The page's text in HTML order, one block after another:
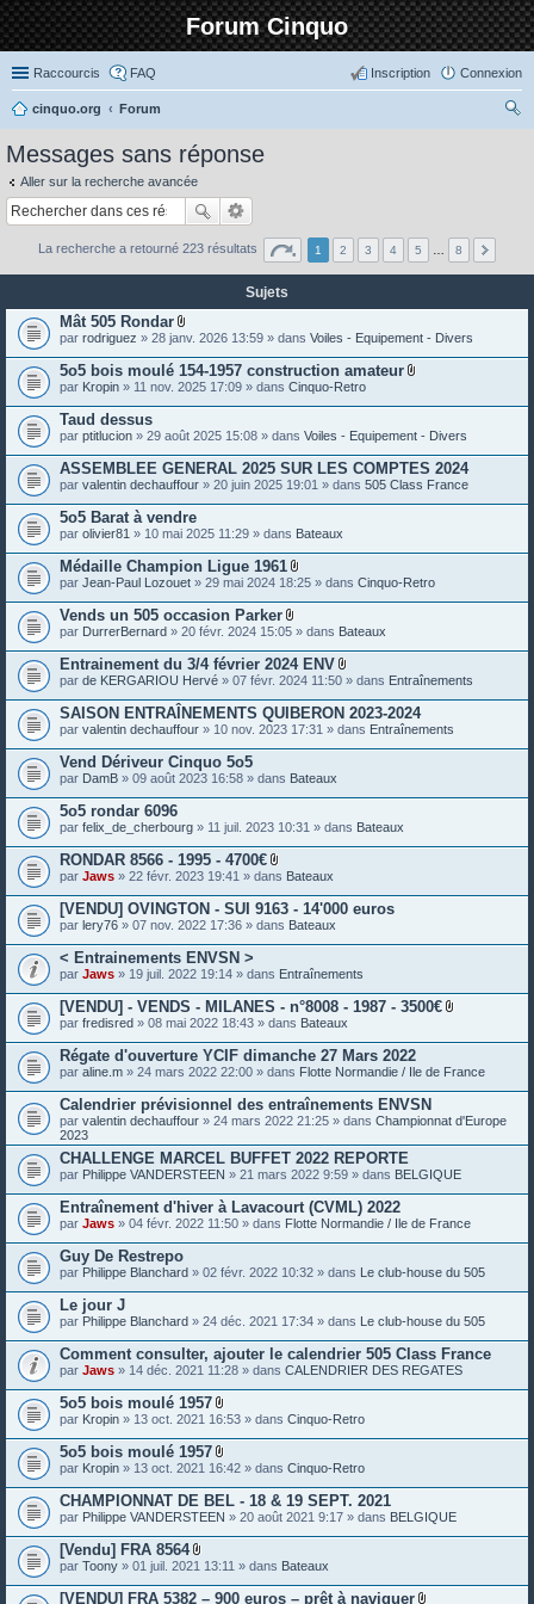
Forum Cinquo
Raccourcis FAQ Connexion
Inscription
cinquo.org
Forum
Messages sans réponse
Aller sur la recherche avancée
La recherche a retourné 223 résultats 1 2 3 4 5 8
Sujets
Mât 505 Rondar
P
è
c
e
s
o
n
t
e
s
par rodriguez » 28 janv. 2026 13:59 » dans Voiles - Equipement - Divers
5o5 bois moulé 154-1957 construction amateur
è
e
s
j
o
s
par Kropin » 11 nov. 2025 17:09 » dans Cinquo-Retro
Taud dessus
par ptitlucion » 29 août 2025 15:08 » dans Voiles - Equipement - Divers
ASSEMBLEE GENERAL 2025 SUR LES COMPTES 2024
par valentin dechauffour » 20 juin 2025 19:01 » dans 505 Class France
5o5 Barat à vendre
par olivier81 » 10 mai 2025 11:29 » dans Bateaux
Médaille Champion Ligue 1961
P
è
e
s
o
n
t
e
s
par Jean-Paul Lozouet » 29 mai 2024 18:25 » dans Cinquo-Retro
Vends un 505 occasion Parker
P
è
c
e
s
j
o
t
e
s
par DurrerBernard » 20 févr. 2024 15:05 » dans Bateaux
Entrainement du 3/4 février 2024 ENV
P
è
c
e
s
e
s
par de KERGARIOU Hervé » 07 févr. 2024 11:50 » dans Entraînements
SAISON ENTRAÎNEMENTS QUIBERON 2023-2024
par valentin dechauffour » 10 nov. 2023 17:31 » dans Entraînements
Vend Dériveur Cinquo 5o5
par DamB » 09 août 2023 16:58 » dans Bateaux
5o5 rondar 6096
par felix_de_cherbourg » 11 juil. 2023 10:31 » dans Bateaux
RONDAR 8566 - 1995 - 4700€
P
è
c
e
s
o
e
s
par Jaws » 22 févr. 2023 19:41 » dans Bateaux
[VENDU] OVINGTON - SUI 9163 - 14'000 euros
par lery76 » 07 nov. 2022 17:36 » dans Bateaux
< Entrainements ENVSN >
par Jaws » 19 juil. 2022 19:14 » dans Entraînements
[VENDU] - VENDS - MILANES - n°8008 - 1987 - 3500€
è
e
s
o
n
e
s
par fredisred » 08 mai 2022 18:43 » dans Bateaux
Régate d'ouverture YCIF dimanche 27 Mars 2022
par aline.m » 24 mars 2022 22:00 » dans Flotte Normandie / Ile de France
Calendrier prévisionnel des entraînements ENVSN
par valentin dechauffour » 24 mars 2022 21:25 » dans Championnat d'Europe
2023
CHALLENGE MARCEL BUFFET 2022 REPORTE
par Philippe VANDERSTEEN » 21 mars 2022 9:59 » dans BELGIQUE
Entraînement d'hiver à Lavacourt (CVML) 2022
par Jaws » 04 févr. 2022 11:50 » dans Flotte Normandie / Ile de France
Guy De Restrepo
par Philippe Blanchard » 02 févr. 2022 10:32 » dans Le club-house du 505
Le jour J
par Philippe Blanchard » 24 déc. 2021 17:34 » dans Le club-house du 505
Comment consulter, ajouter le calendrier 505 Class France
par Jaws » 14 déc. 2021 11:28 » dans CALENDRIER DES REGATES
5o5 bois moulé 1957
P
è
e
s
o
t
e
s
par Kropin » 13 oct. 2021 16:53 » dans Cinquo-Retro
5o5 bois moulé 1957
P
è
c
e
s
o
n
par Kropin » 13 oct. 2021 16:42 » dans Cinquo-Retro
CHAMPIONNAT DE BEL - 18 & 19 SEPT. 2021
par Philippe VANDERSTEEN » 20 août 2021 9:17 » dans BELGIQUE
[Vendu] FRA 8564
P
è
par Toony » 01 juil. 2021 13:11 » dans Bateaux
[VENDU] FRA 5382 – 900 euros – prêt à naviguer